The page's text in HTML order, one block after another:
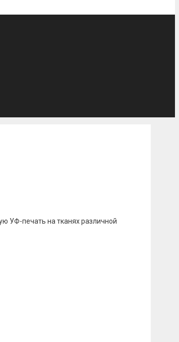
УФ-печать на тканях различной